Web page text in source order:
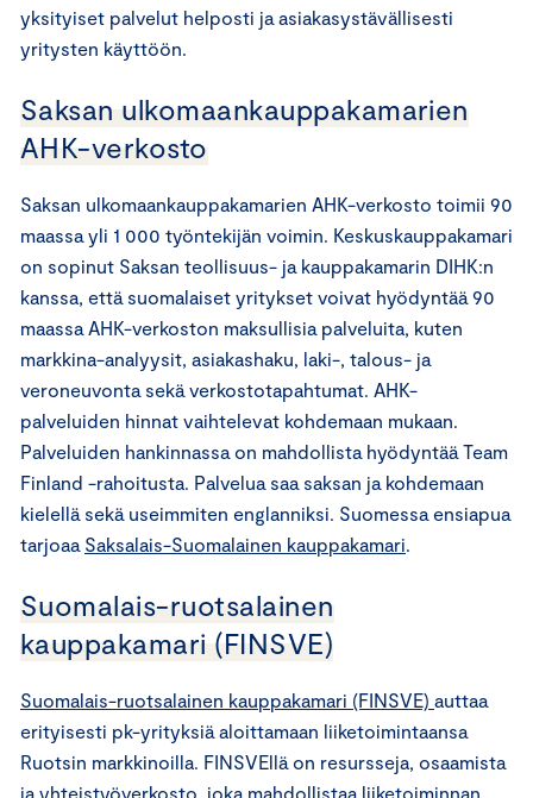
yksityiset palvelut helposti ja asiakasystävällisesti
yritysten käyttöön.
Saksan ulkomaankauppakamarien
AHK-verkosto
Saksan ulkomaankauppakamarien AHK-verkosto toimii 90
maassa yli 1 000 työntekijän voimin. Keskuskauppakamari
on sopinut Saksan teollisuus- ja kauppakamarin DIHK:n
kanssa, että suomalaiset yritykset voivat hyödyntää 90
maassa AHK-verkoston maksullisia palveluita, kuten
markkina-analyysit, asiakashaku, laki-, talous- ja
veroneuvonta sekä verkostotapahtumat. AHK-
palveluiden hinnat vaihtelevat kohdemaan mukaan.
Palveluiden hankinnassa on mahdollista hyödyntää Team
Finland -rahoitusta. Palvelua saa saksan ja kohdemaan
kielellä sekä useimmiten englanniksi. Suomessa ensiapua
tarjoaa Saksalais-Suomalainen kauppakamari.
Suomalais-ruotsalainen
kauppakamari (FINSVE)
Suomalais-ruotsalainen kauppakamari (FINSVE) auttaa
erityisesti pk-yrityksiä aloittamaan liiketoimintaansa
Ruotsin markkinoilla. FINSVEllä on resursseja, osaamista
ja yhteistyöverkosto, joka mahdollistaa liiketoiminnan